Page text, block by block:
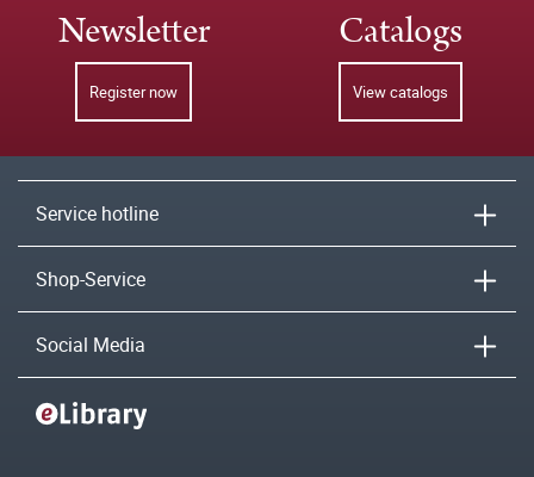
Newsletter
Register now
Catalogs
View catalogs
Service hotline
Shop-Service
Social Media